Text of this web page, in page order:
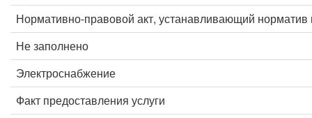
Нормативно-правовой акт, устанавливающий норматив
Не заполнено
Электроснабжение
Факт предоставления услуги